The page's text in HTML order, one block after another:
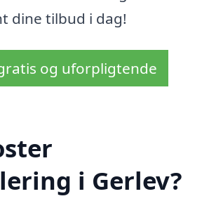
dine tilbud i dag!
og uforpligtende
i Gerlev?